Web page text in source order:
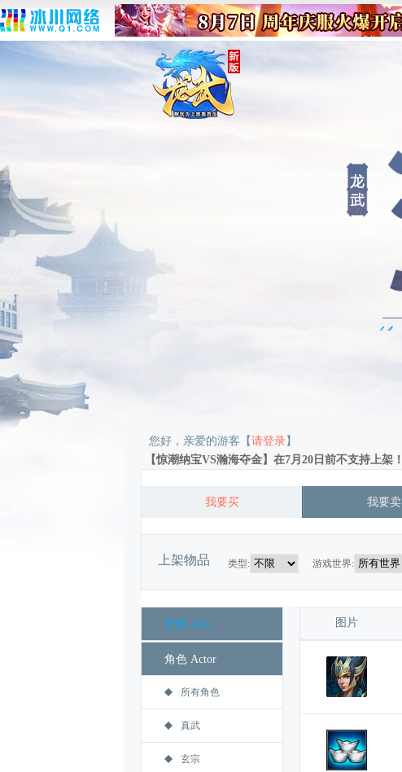
您好，亲爱的游客【请登录 】
【惊潮纳宝VS瀚海夺金】在7月20日前不支持上架！
我要买 我要卖
上架物品 类型: 游戏世界:
全部 ALL
角色 Actor
所有角色
真武
玄宗
图片